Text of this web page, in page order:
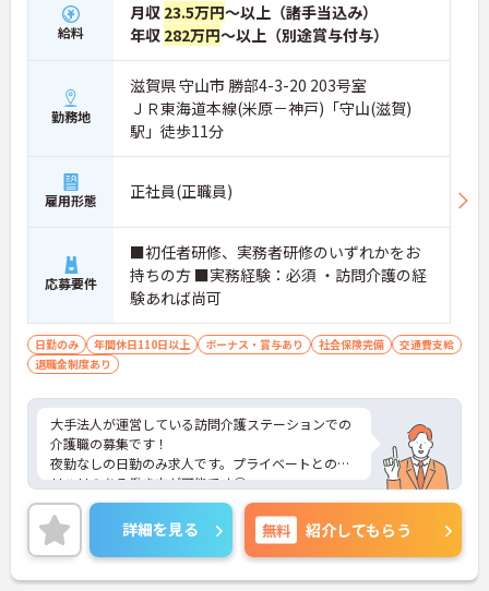
給料
月収 23.5万円～以上（諸手当込み）
年収 282万円～以上（別途賞与付与）
勤務地
滋賀県 守山市 勝部4-3-20 203号室
ＪＲ東海道本線(米原－神戸)「守山(滋賀)
駅」徒歩11分
雇用形態 正社員(正職員)
応募要件
■初任者研修、実務者研修のいずれかをお
持ちの方 ■実務経験：必須 ・訪問介護の経
験あれば尚可
日勤のみ 年間休日110日以上 ボーナス・賞与あり 社会保険完備
交通費支給
退職金制度あり
大手法人が運営している訪問介護ステーションでの
介護職の募集です！
夜勤なしの日勤のみ求人です。プライベートとのメ
リハリのある働き方が可能です◎
資格手当や交通費等、各種手当が充実しているのも
安心☆
ご興味のある方には、面接対策ポイントなど、さら
に詳細をお話しいたしますのでお気軽にご相談くだ
さい！
詳細を見る 無料 紹介してもらう